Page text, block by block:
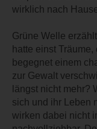
wirklich nach
Grüne Welle
hatte einst
begegnet einem
zur Gewalt
längst nicht mehr?
sich und ihr Leben
wirken dabei nicht